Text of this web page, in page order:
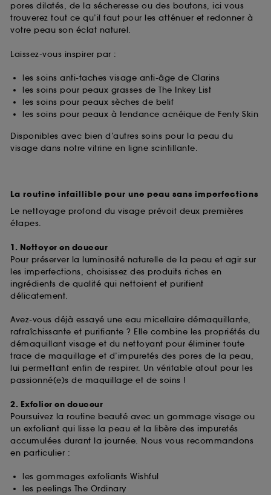
pores dilatés, de la sécheresse ou des boutons, ici vous
trouverez tout ce qu’il faut pour les atténuer et redonner à
votre peau son éclat naturel.
Laissez-vous inspirer par :
les soins anti-taches visage anti-âge de Clarins
les soins pour peaux grasses de The Inkey List
les soins pour peaux sèches de belif
les soins pour peaux à tendance acnéique de Fenty Skin
Disponibles avec bien d’autres soins pour la peau du
visage dans notre vitrine en ligne scintillante.
La routine infaillible pour une peau sans imperfections
Le nettoyage profond du visage prévoit deux premières
étapes.
1. Nettoyer en douceur
Pour préserver la luminosité naturelle de la peau et agir sur
les imperfections, choisissez des produits riches en
ingrédients de qualité qui nettoient et purifient
délicatement.
Avez-vous déjà essayé une eau micellaire démaquillante,
rafraîchissante et purifiante ? Elle combine les propriétés du
démaquillant visage et du nettoyant pour éliminer toute
trace de maquillage et d’impuretés des pores de la peau,
lui permettant enfin de respirer. Un véritable atout pour les
passionné(e)s de maquillage et de soins !
2. Exfolier en douceur
Poursuivez la routine beauté avec un gommage visage ou
un exfoliant qui lisse la peau et la libère des impuretés
accumulées durant la journée. Nous vous recommandons
en particulier :
les gommages exfoliants Wishful
les peelings The Ordinary